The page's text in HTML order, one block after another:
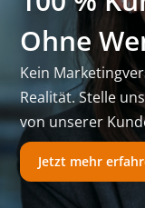
Ohne
Kein
Realität. Stelle
von unserer
Jetzt mehr